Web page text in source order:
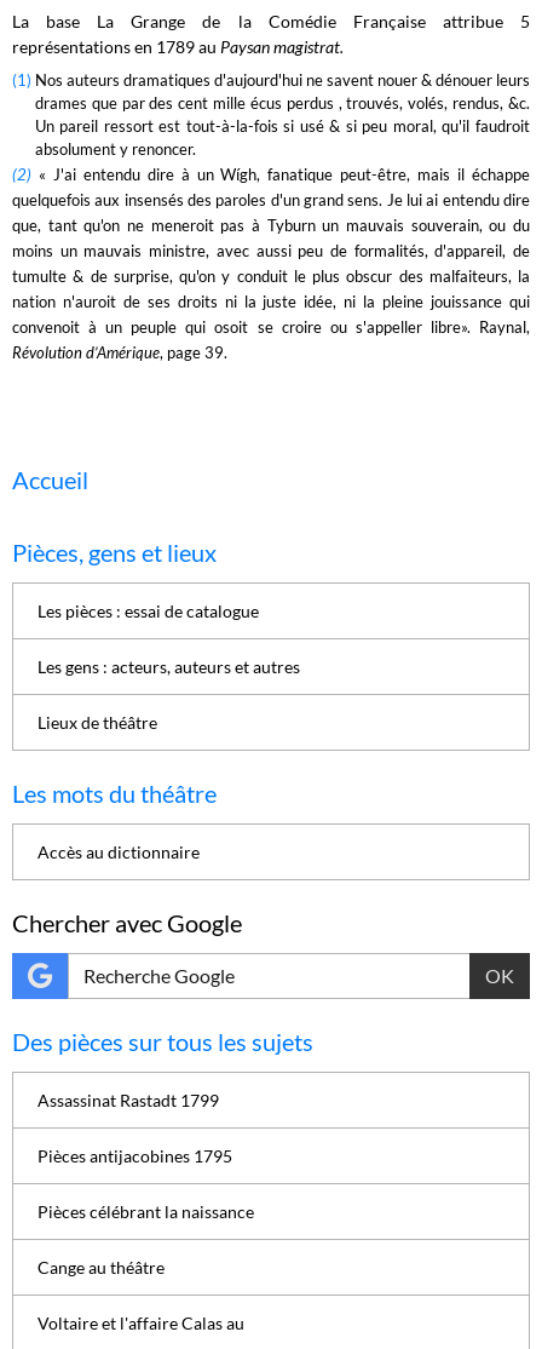
La base La Grange de la Comédie Française attribue 5
représentations en 1789 au Paysan magistrat.
(1) Nos auteurs dramatiques d'aujourd'hui ne savent nouer & dénouer leurs
drames que par des cent mille écus perdus , trouvés, volés, rendus, &c.
Un pareil ressort est tout-à-la-fois si usé & si peu moral, qu'il faudroit
absolument y renoncer.
(2) « J'ai entendu dire à un Wígh, fanatique peut-être, mais il échappe
quelquefois aux insensés des paroles d'un grand sens. Je lui ai entendu dire
que, tant qu'on ne meneroit pas à Tyburn un mauvais souverain, ou du
moins un mauvais ministre, avec aussi peu de formalités, d'appareil, de
tumulte & de surprise, qu'on y conduit le plus obscur des malfaiteurs, la
nation n'auroit de ses droits ni la juste idée, ni la pleine jouissance qui
convenoit à un peuple qui osoit se croire ou s'appeller libre». Raynal,
Révolution d’Amérique, page 39.
Accueil
Pièces, gens et lieux
Les pièces : essai de catalogue
Les gens : acteurs, auteurs et autres
Lieux de théâtre
Les mots du théâtre
Accès au dictionnaire
Chercher avec Google
OK
Des pièces sur tous les sujets
Assassinat Rastadt 1799
Pièces antijacobines 1795
Pièces célébrant la naissance
Cange au théâtre
Voltaire et l'affaire Calas au